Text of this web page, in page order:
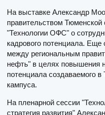
На выставке Александр
правительством Тюменской
"Технологии ОФС" о
кадрового потенциала.
между региональным
нефть" в целях повышения
потенциала создаваемого
кампуса.
На пленарной сессии
стратегия развития"